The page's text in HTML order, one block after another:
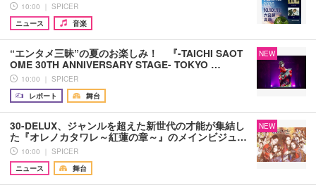
10:00 ｜ SPICER
ニュース
音楽
“エンタメ三昧”の夏のお楽しみ！ 『-TAICHI SAOT
OME 30TH ANNIVERSARY STAGE- TOKYO …
10:00 ｜ SPICER
レポート
舞台
NEW
30-DELUX、ジャンルを超えた新世代の才能が集結し
た『オレノカタワレ～紅蓮の章～』のメインビジュ…
10:00 ｜ SPICER
ニュース
舞台
NEW